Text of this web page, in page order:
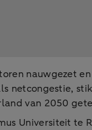
nauwgezet
netcongestie,
van 2050
Universiteit te